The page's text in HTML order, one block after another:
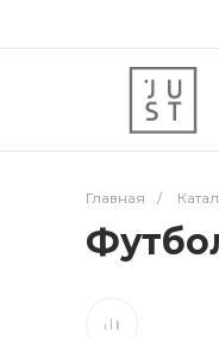
Главная /